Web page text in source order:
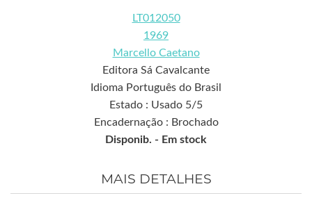
LT012050
1969
Marcello Caetano
Editora Sá Cavalcante
Idioma Português do Brasil
Estado : Usado 5/5
Encadernação : Brochado
Disponib. - Em stock
MAIS DETALHES